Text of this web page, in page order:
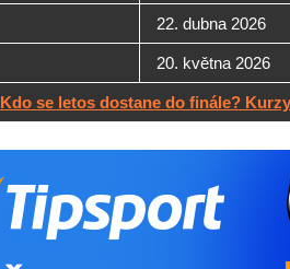
22. dubna 2026
20. května 2026
Kdo se letos dostane do finále?